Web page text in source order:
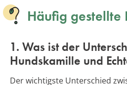
Häufig gestellte
1. Was ist der
Hundskamille und
Der wichtigste Unterschied